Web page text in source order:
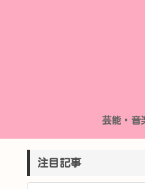
芸能・音
注目記事